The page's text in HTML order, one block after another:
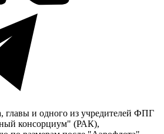
главы и одного из учредителей ФПГ
консорциум" (РАК),